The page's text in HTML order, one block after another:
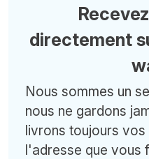
directement
Nous sommes un
nous ne gardons
livrons toujours
l'adresse que vous